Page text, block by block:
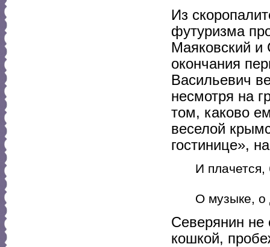
Из
футуризма
Маяковский и
окончания
Васильевич
несмотря на
том, каково
веселой
гостинице»,
И
О музыке, о
Северянин не
кошкой,